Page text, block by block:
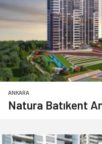
ANKARA
Natura Batıkent